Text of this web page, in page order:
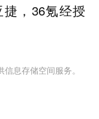
捷，36氪经授
息存储空间服务。